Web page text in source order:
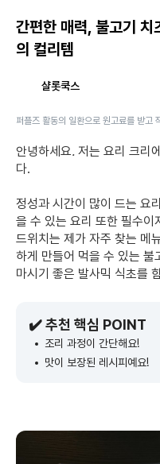
간편한 매력, 불고기
의 컬리템
샬롯쿡스
퍼플즈 활동의 일환으로 원고료를 받고
안녕하세요. 저는 요리 크리
다.
정성과 시간이 많이 드는 요
을 수 있는 요리 또한 필수이
드위치는 제가 자주 찾는 메
하게 만들어 먹을 수 있는 불
마시기 좋은 발사믹 식초를
✔️ 추천 핵심 POINT
조리 과정이 간단해요!
맛이 보장된 레시피예요!